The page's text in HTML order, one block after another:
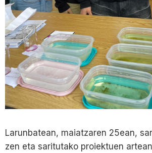
Larunbatean, maiatzaren 25ean,
zen eta saritutako proiektuen